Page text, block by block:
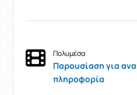
Πολυμέσα
Παρουσίαση για
πληροφορία